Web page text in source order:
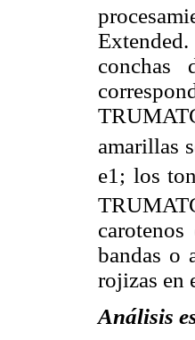
conchas
amarillas
e1; los
bandas o
rojizas en
Análisis